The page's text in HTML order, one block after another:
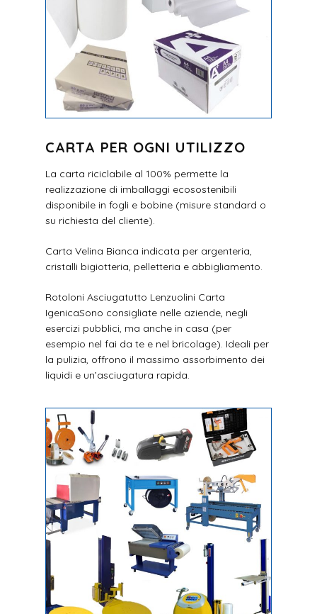
CARTA PER OGNI UTILIZZO
La carta riciclabile al 100% permette la
realizzazione di imballaggi ecosostenibili
disponibile in fogli e bobine (misure standard o
su richiesta del cliente).
Carta Velina Bianca indicata per argenteria,
cristalli bigiotteria, pelletteria e abbigliamento.
Rotoloni Asciugatutto Lenzuolini Carta
IgenicaSono consigliate nelle aziende, negli
esercizi pubblici, ma anche in casa (per
esempio nel fai da te e nel bricolage). Ideali per
la pulizia, offrono il massimo assorbimento dei
liquidi e un’asciugatura rapida.